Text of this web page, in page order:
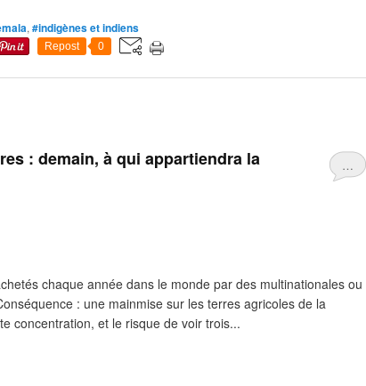
, #indigènes et indiens
Repost 0
…
: demain, à qui appartiendra la
chaque année dans le monde par des multinationales ou
: une mainmise sur les terres agricoles de la
concentration, et le risque de voir trois...